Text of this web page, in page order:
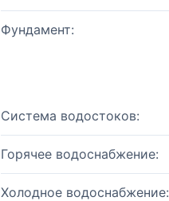
Фундамент:
Система водостоков:
Горячее водоснабжение:
Холодное водоснабжение: